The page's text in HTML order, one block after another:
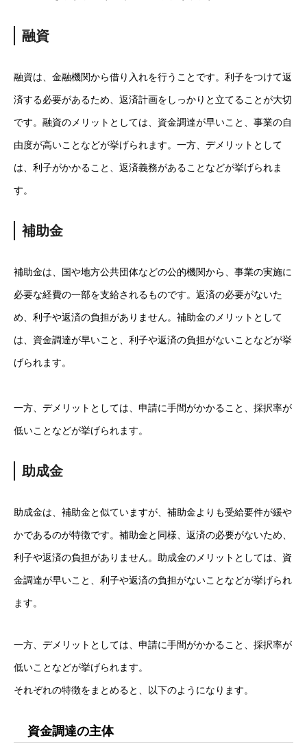
融資
融資は、金融機関から借り入れを行うことです。利子をつけて返
済する必要があるため、返済計画をしっかりと立てることが大切
です。融資のメリットとしては、資金調達が早いこと、事業の自
由度が高いことなどが挙げられます。一方、デメリットとして
は、利子がかかること、返済義務があることなどが挙げられま
す。
補助金
補助金は、国や地方公共団体などの公的機関から、事業の実施に
必要な経費の一部を支給されるものです。返済の必要がないた
め、利子や返済の負担がありません。補助金のメリットとして
は、資金調達が早いこと、利子や返済の負担がないことなどが挙
げられます。
一方、デメリットとしては、申請に手間がかかること、採択率が
低いことなどが挙げられます。
助成金
助成金は、補助金と似ていますが、補助金よりも受給要件が緩や
かであるのが特徴です。補助金と同様、返済の必要がないため、
利子や返済の負担がありません。助成金のメリットとしては、資
金調達が早いこと、利子や返済の負担がないことなどが挙げられ
ます。
一方、デメリットとしては、申請に手間がかかること、採択率が
低いことなどが挙げられます。
それぞれの特徴をまとめると、以下のようになります。
資金調達の主体